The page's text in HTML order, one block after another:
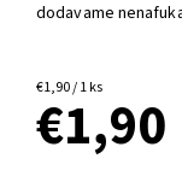
dodavame
€1,90 / 1 ks
€1,90